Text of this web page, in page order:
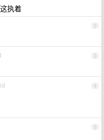
执着
2
3
4
5